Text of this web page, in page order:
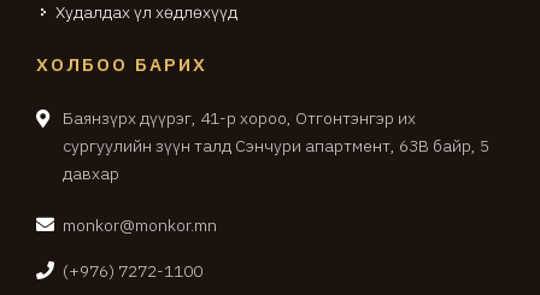
Худалдах үл хөдлөхүүд
ХОЛБОО БАРИХ
Баянзүрх дүүрэг, 41-р хороо, Отгонтэнгэр их
сургуулийн зүүн талд Сэнчури апартмент, 63В байр, 5
давхар
monkor@monkor.mn
(+976) 7272-1100